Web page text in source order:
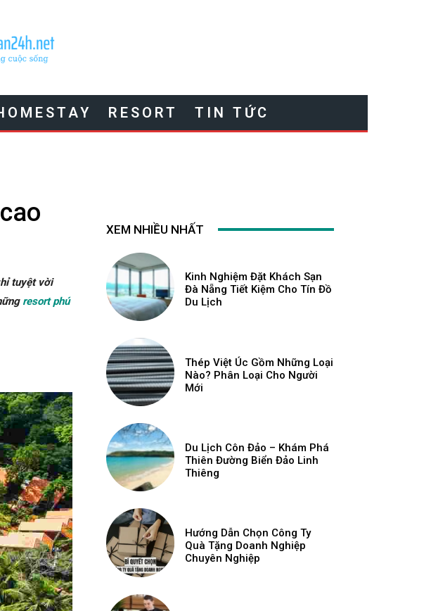
RESORT TIN TỨC
tuyệt vời
resort phú
XEM NHIỀU NHẤT
Kinh Nghiệm Đặt Khách Sạn
Đà Nẵng Tiết Kiệm Cho Tín Đồ
Du Lịch
Thép Việt Úc Gồm Những Loại
Nào? Phân Loại Cho Người
Mới
Du Lịch Côn Đảo – Khám Phá
Thiên Đường Biển Đảo Linh
Thiêng
Hướng Dẫn Chọn Công Ty
Quà Tặng Doanh Nghiệp
Chuyên Nghiệp